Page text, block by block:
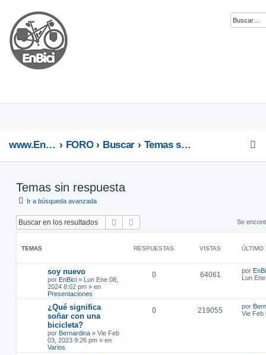
www.EnBici.eu FORO Buscar Temas sin respuesta
Temas sin respuesta
Ir a búsqueda avanzada
Buscar Se
TEMAS RESPUESTAS VISTAS ÚLTIMO
soy nuevo
por EnBici » Lun Ene 08,
2024 8:02 pm » en
Presentaciones
0 64061 por
Lun
¿Qué significa
soñar con una
bicicleta?
por Bernardina » Vie Feb
03, 2023 9:26 pm » en
Varios
0 219055 por
Vie Feb